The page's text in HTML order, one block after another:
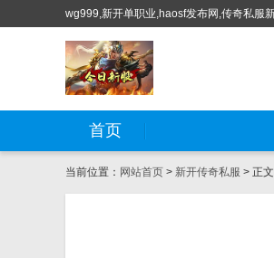
wg999,新开单职业,haosf发布网,传奇私服
首页
当前位置： 网站首页 > 新开传奇私服 > 正文